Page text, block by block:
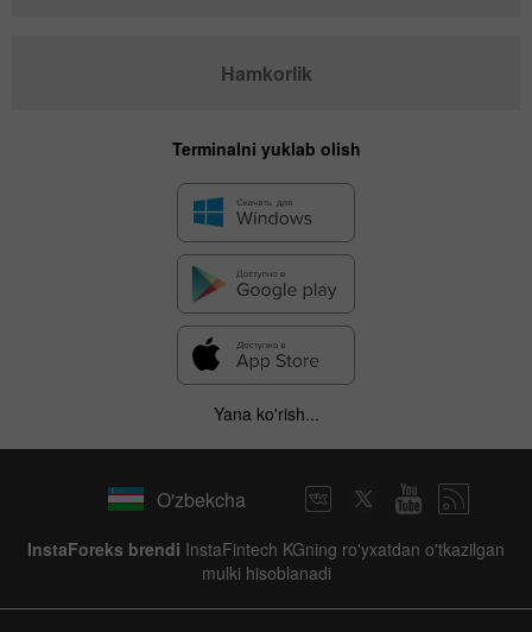
Hamkorlik
Terminalni yuklab olish
Yana ko'rish...
O'zbekcha
InstaForeks brendi InstaFintech KGning ro'yxatdan o'tkazilgan
mulki hisoblanadi